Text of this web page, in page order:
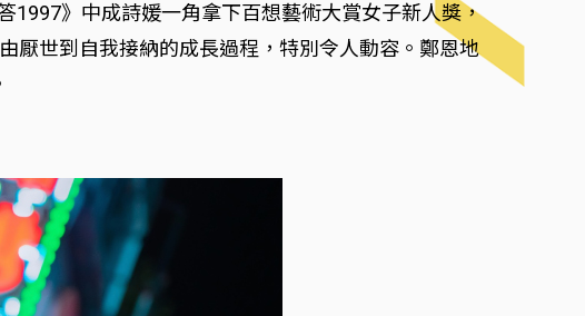
1997》中成詩媛一角拿下百想藝術大賞女子新人獎，
厭世到自我接納的成長過程，特別令人動容。鄭恩地